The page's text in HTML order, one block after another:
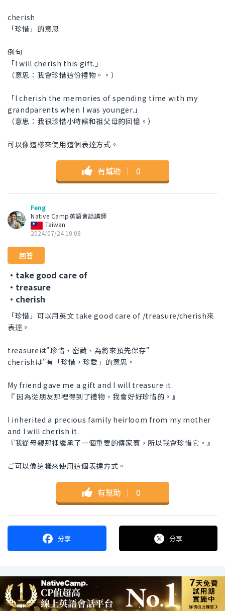
cherish
「珍惜」的意思
例句
「I will cherish this gift.」
（意思：我會珍惜這份禮物。。）
「I cherish the memories of spending time with my
grandparents when I was younger.」
（意思：我很珍惜小時候和祖父母的回憶。）
可以像這樣來使用這個表達方式。
有幫助 ｜ 0
Feng
Native Camp英語會話講師
Taiwan
2024/07/24 10:08
回答
・take good care of
・treasure
・cherish
「珍惜」可以用英文 take good care of /treasure/cherish來
表達。
treasureは"珍惜，密藏、為將來預先保存"
cherishは"有「珍惜，珍愛」的意思。
My friend gave me a gift and I will treasure it.
『 因為從朋友那裡得到了禮物，我會好好珍惜的。』
I inherited a precious family heirloom from my mother
and I will cherish it.
『我從母親那裡繼承了一個重要的傳家寶，所以我會珍惜它。』
ご可以像這樣來使用這個表達方式。
有幫助 ｜ 0
分享 分享